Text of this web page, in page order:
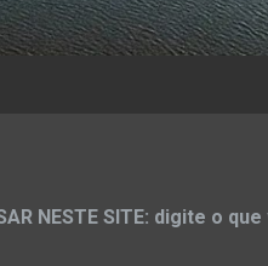
NESTE SITE: digite o